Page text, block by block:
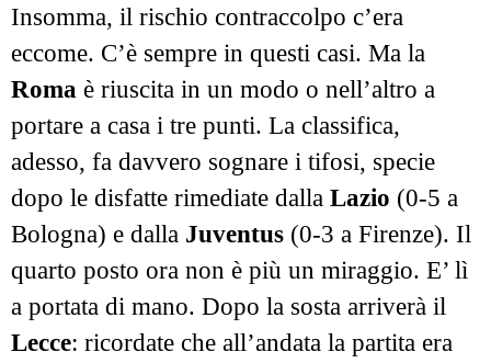
Insomma, il rischio contraccolpo c’era
eccome. C’è sempre in questi casi. Ma la
Roma è riuscita in un modo o nell’altro a
portare a casa i tre punti. La classifica,
adesso, fa davvero sognare i tifosi, specie
dopo le disfatte rimediate dalla Lazio (0-5 a
Bologna) e dalla Juventus (0-3 a Firenze). Il
quarto posto ora non è più un miraggio. E’ lì
a portata di mano. Dopo la sosta arriverà il
Lecce: ricordate che all’andata la partita era